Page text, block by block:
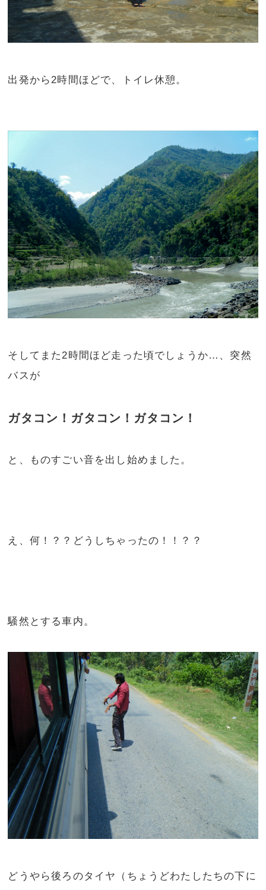
出発から2時間ほどで、トイレ休憩。
そしてまた2時間ほど走った頃でしょうか…、突然
バスが
ガタコン！ガタコン！ガタコン！
と、ものすごい音を出し始めました。
え、何！？？どうしちゃったの！！？？
騒然とする車内。
どうやら後ろのタイヤ（ちょうどわたしたちの下に